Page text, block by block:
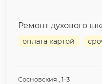
Ремонт духового
оплата картой
Сосновския , 1-3